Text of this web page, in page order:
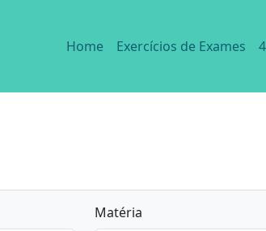
Home Exercícios de Exames
Matéria